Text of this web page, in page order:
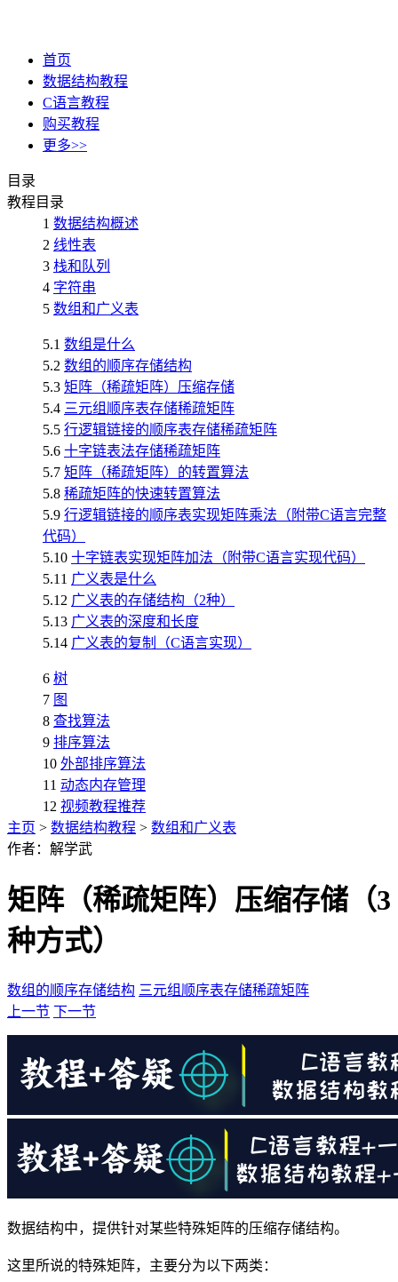
首页
数据结构教程
C语言教程
购买教程
更多>>
目录
教程目录
1 数据结构概述
2 线性表
3 栈和队列
4 字符串
5 数组和广义表
5.1 数组是什么
5.2 数组的顺序存储结构
5.3 矩阵（稀疏矩阵）压缩存储
5.4 三元组顺序表存储稀疏矩阵
5.5 行逻辑链接的顺序表存储稀疏矩阵
5.6 十字链表法存储稀疏矩阵
5.7 矩阵（稀疏矩阵）的转置算法
5.8 稀疏矩阵的快速转置算法
5.9 行逻辑链接的顺序表实现矩阵乘法（附带C语言完整
代码）
5.10 十字链表实现矩阵加法（附带C语言实现代码）
5.11 广义表是什么
5.12 广义表的存储结构（2种）
5.13 广义表的深度和长度
5.14 广义表的复制（C语言实现）
6 树
7 图
8 查找算法
9 排序算法
10 外部排序算法
11 动态内存管理
12 视频教程推荐
主页 > 数据结构教程 > 数组和广义表
作者：解学武
矩阵（稀疏矩阵）压缩存储（3
种方式）
数组的顺序存储结构 三元组顺序表存储稀疏矩阵
上一节 下一节
数据结构中，提供针对某些特殊矩阵的压缩存储结构。
这里所说的特殊矩阵，主要分为以下两类：